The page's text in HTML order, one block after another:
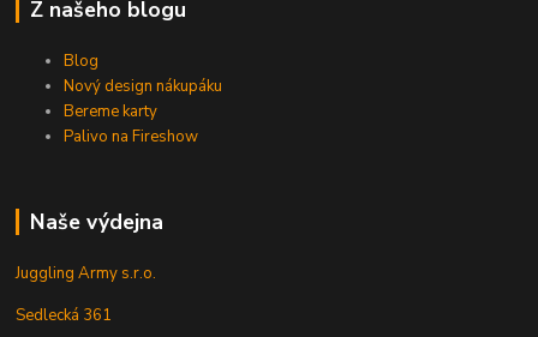
Z našeho blogu
Blog
Nový design nákupáku
Bereme karty
Palivo na Fireshow
Naše výdejna
Juggling Army s.r.o.
Sedlecká 361